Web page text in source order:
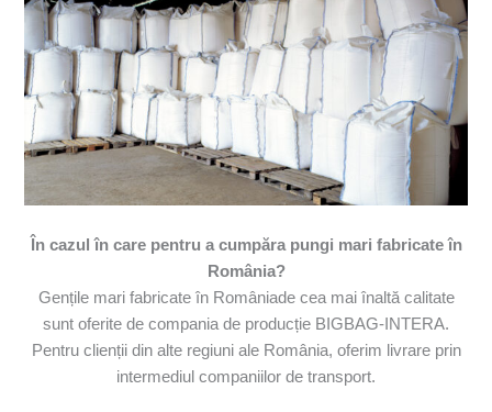
În cazul în care pentru a cumpăra pungi mari fabricate în
România?
Gențile mari fabricate în Româniade cea mai înaltă calitate
sunt oferite de compania de producție BIGBAG-INTERA.
Pentru clienții din alte regiuni ale România, oferim livrare prin
intermediul companiilor de transport.